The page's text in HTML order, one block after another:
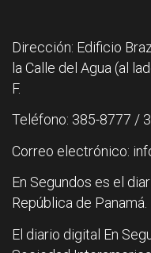
Dirección: Edificio
la Calle del Agua (al
F.
Teléfono: 385-8777 /
Correo electrónico:
En Segundos es el
República de Panamá.
El diario digital En